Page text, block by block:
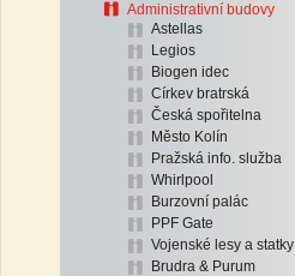
Administrativní budovy
Astellas
Legios
Biogen idec
Církev bratrská
Česká spořitelna
Město Kolín
Pražská info. služba
Whirlpool
Burzovní palác
PPF Gate
Vojenské lesy a statky
Brudra & Purum